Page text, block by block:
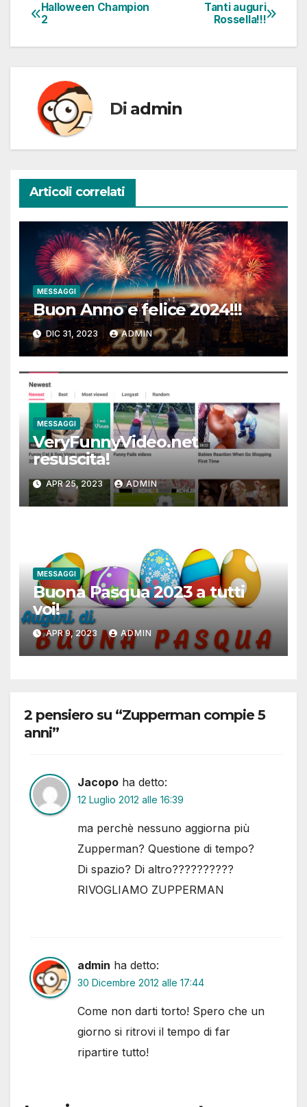
Navigazione
articoli
Tanti auguri
Rossella!!!
Halloween Champion
2
Di admin
Articoli correlati
MESSAGGI
Buon Anno e felice 2024!!!
DIC 31, 2023 ADMIN
MESSAGGI
VeryFunnyVideo.net
resuscita!
APR 25, 2023 ADMIN
MESSAGGI
Buona Pasqua 2023 a tutti
voi!
APR 9, 2023 ADMIN
2 pensiero su “Zupperman compie 5
anni”
Jacopo ha detto:
12 Luglio 2012 alle 16:39
ma perchè nessuno aggiorna più
Zupperman? Questione di tempo?
Di spazio? Di altro??????????
RIVOGLIAMO ZUPPERMAN
admin ha detto:
30 Dicembre 2012 alle 17:44
Come non darti torto! Spero che un
giorno si ritrovi il tempo di far
ripartire tutto!